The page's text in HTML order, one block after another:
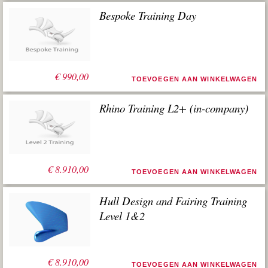
€990,00
Bespoke Training Day
TOEVOEGEN AAN WINKELWAGEN
€8.910,00
Rhino Training L2+ (in-company)
TOEVOEGEN AAN WINKELWAGEN
€8.910,00
Hull Design and Fairing Training
Level 1&2
TOEVOEGEN AAN WINKELWAGEN